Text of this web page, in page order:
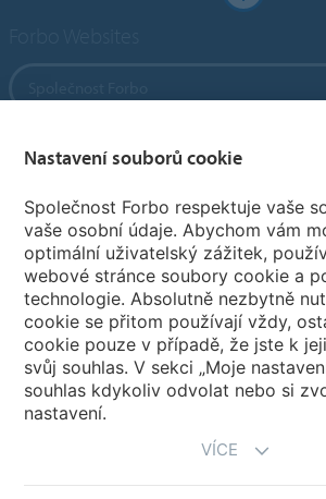
Forbo Flooring Systems
Forbo Movement Systems
Pobočky
Vyberte svou zemi
Nastavení souborů cookie
Společnost Forbo respektuje vaše
vaše osobní údaje. Abychom vám
optimální uživatelský zážitek,
webové stránce soubory cookie a
technologie. Absolutně nezbytně
cookie se přitom používají vždy,
cookie pouze v případě, že jste k
svůj souhlas. V sekci „Moje
souhlas kdykoliv odvolat nebo si
nastavení.
VÍCE